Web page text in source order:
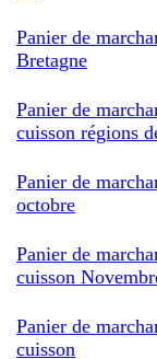
Panier de
Bretagne
Panier de
cuisson régions
Panier de
octobre
Panier de
cuisson
Panier de
cuisson